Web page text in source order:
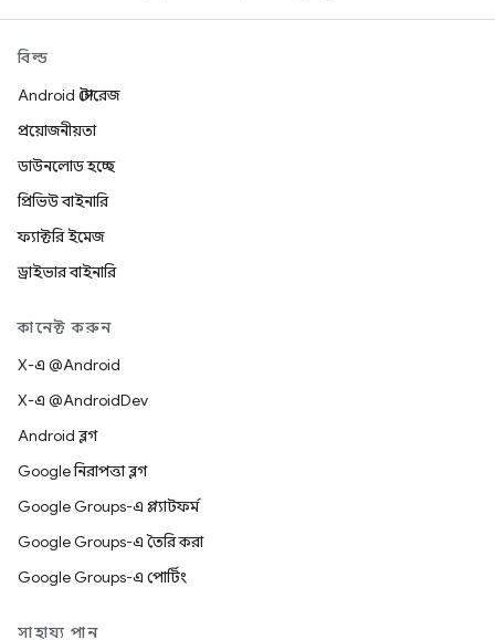
বিল্ড
Android স্টোরেজ
প্রয়োজনীয়তা
ডাউনলোড হচ্ছে
প্রিভিউ বাইনারি
ফ্যাক্টরি ইমেজ
ড্রাইভার বাইনারি
কানেক্ট করুন
X-এ @Android
X-এ @AndroidDev
Android ব্লগ
Google নিরাপত্তা ব্লগ
Google Groups-এ প্ল্যাটফর্ম
Google Groups-এ তৈরি করা
Google Groups-এ পোর্টিং
সাহায্য পান